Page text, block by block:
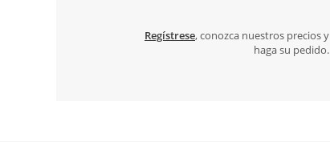
Regístrese, conozca nuestros precios y
haga su pedido.